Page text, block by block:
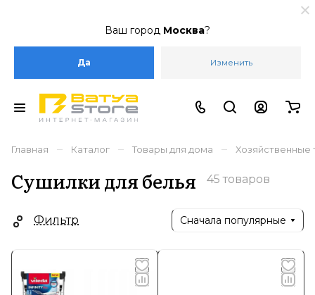
Ваш город Москва?
Да Изменить
Главная – Каталог – Товары для дома – Хозяйственные
Сушилки для белья 45 товаров
Фильтр Сначала популярные